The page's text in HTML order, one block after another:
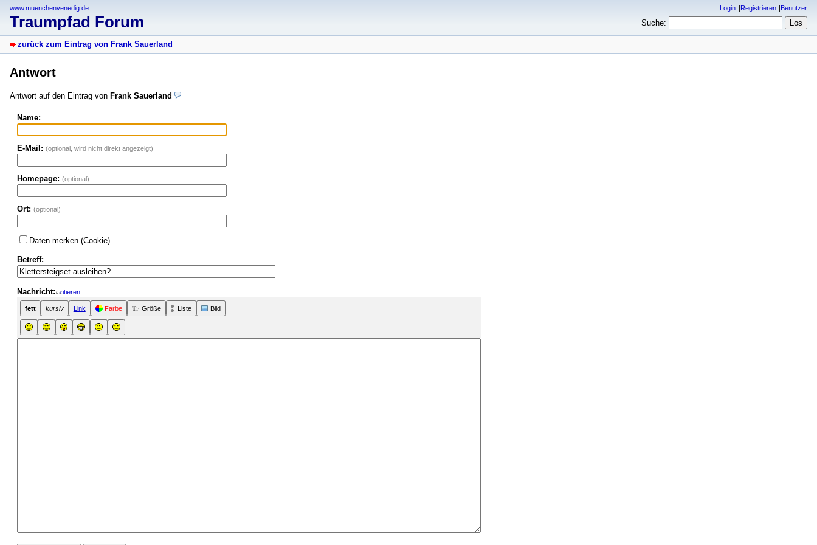
www.muenchenvenedig.de
Traumpfad Forum
Login Registrieren Benutzer
Suche:
zurück zum Eintrag von Frank Sauerland
Antwort
Antwort auf den Eintrag von Frank Sauerland
Name:
E-Mail: (optional, wird nicht direkt angezeigt)
Homepage: (optional)
Ort: (optional)
Daten merken (Cookie)
Betreff:
Nachricht: zitieren
fett kursiv Link Farbe Größe Liste Bild